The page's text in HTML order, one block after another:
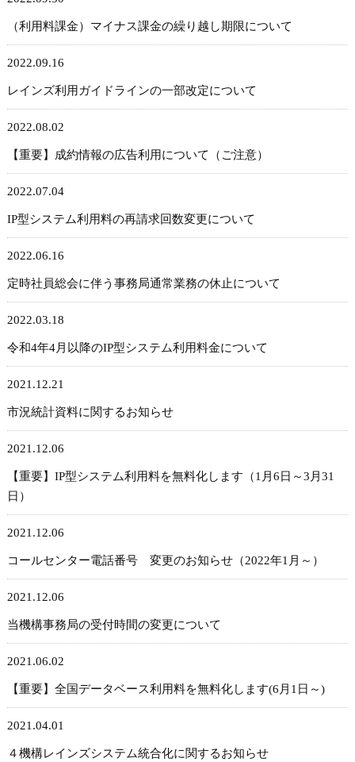
（利用料課金）マイナス課金の繰り越し期限について
2022.09.16
レインズ利用ガイドラインの一部改定について
2022.08.02
【重要】成約情報の広告利用について（ご注意）
2022.07.04
IP型システム利用料の再請求回数変更について
2022.06.16
定時社員総会に伴う事務局通常業務の休止について
2022.03.18
令和4年4月以降のIP型システム利用料金について
2021.12.21
市況統計資料に関するお知らせ
2021.12.06
【重要】IP型システム利用料を無料化します（1月6日～3月31
日）
2021.12.06
コールセンター電話番号 変更のお知らせ（2022年1月～）
2021.12.06
当機構事務局の受付時間の変更について
2021.06.02
【重要】全国データベース利用料を無料化します(6月1日～)
2021.04.01
４機構レインズシステム統合化に関するお知らせ